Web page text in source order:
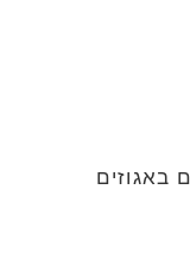
באגוזים